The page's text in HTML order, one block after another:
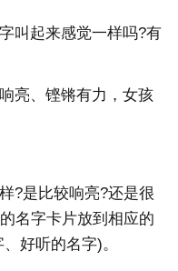
叫起来感觉一样吗?有
亮、铿锵有力，女孩
?是比较响亮?还是很
名字卡片放到相应的
好听的名字)。